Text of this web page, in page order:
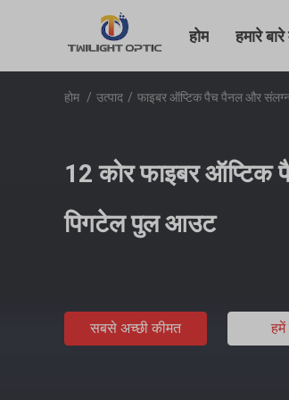
होम हमारे
होम / उत्पाद / फाइबर ऑप्टिक पैच पैनल और
12 कोर फाइबर
पिगटेल पुल आउट
सबसे अच्छी कीमत